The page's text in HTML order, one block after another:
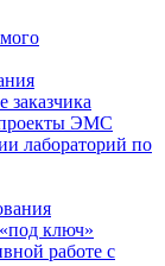
заказчика
ЭМС
лабораторий по
ключ»
работе с